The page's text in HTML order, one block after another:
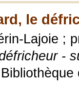
le
Lajoie ;
-